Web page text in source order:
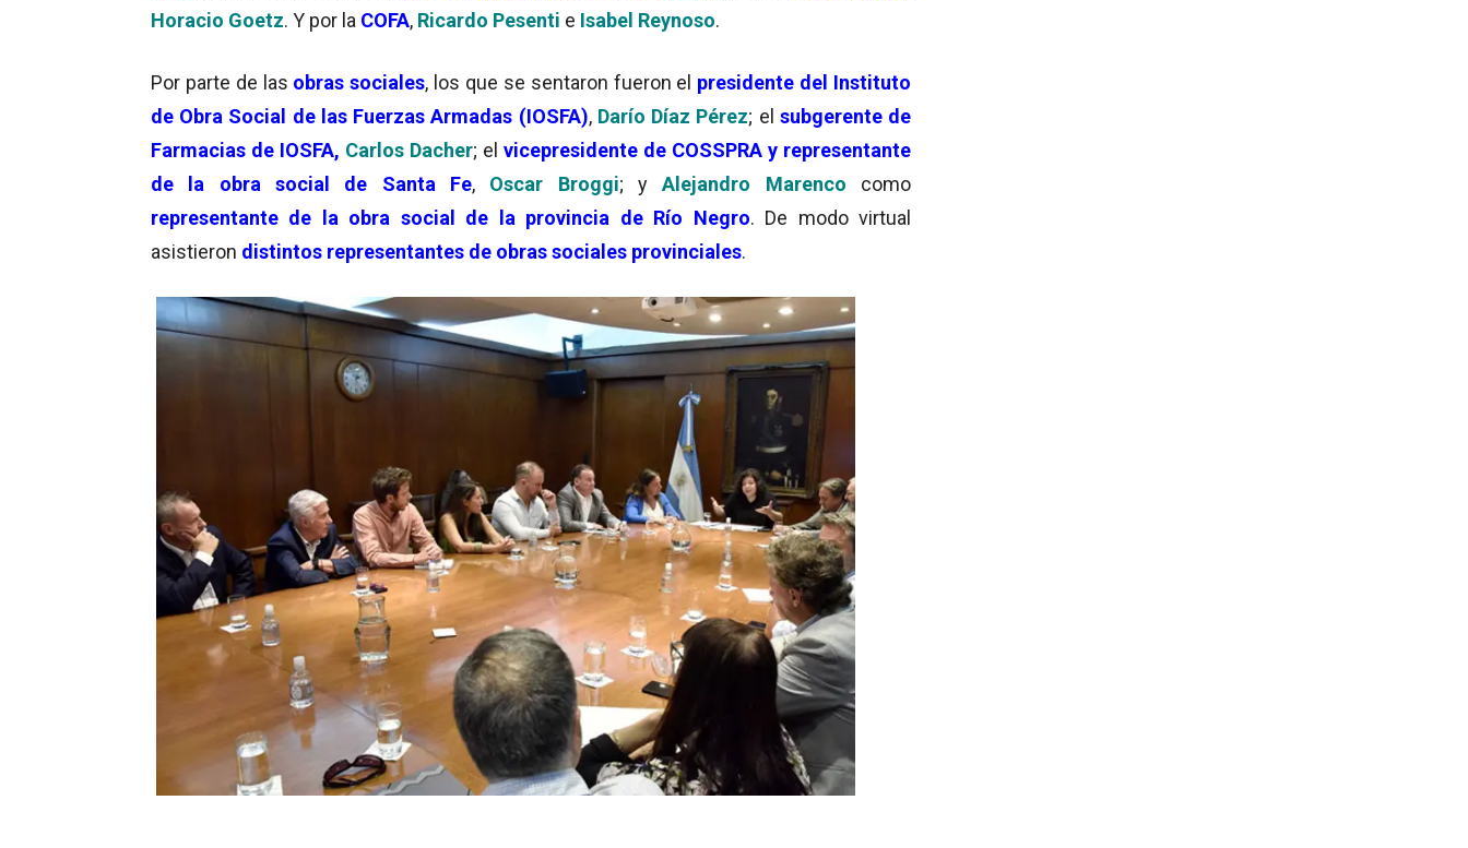
Horacio Goetz. Y por la COFA, Ricardo Pesenti e Isabel Reynoso.
Por parte de las obras sociales, los que se sentaron fueron el presidente del Instituto
de Obra Social de las Fuerzas Armadas (IOSFA), Darío Díaz Pérez; el subgerente de
Farmacias de IOSFA, Carlos Dacher; el vicepresidente de COSSPRA y representante
de la obra social de Santa Fe, Oscar Broggi; yAlejandro Marenco como
representante de la obra social de la provincia de Río Negro. De modo virtual
asistieron distintos representantes de obras sociales provinciales.